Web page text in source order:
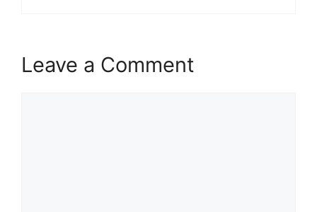
Leave a Comment